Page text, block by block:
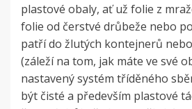
plastové obaly, ať už folie z
folie od čerstvé drůbeže nebo
patří do žlutých kontejnerů
(záleží na tom, jak máte ve své
nastavený systém tříděného
být čisté a především plastové